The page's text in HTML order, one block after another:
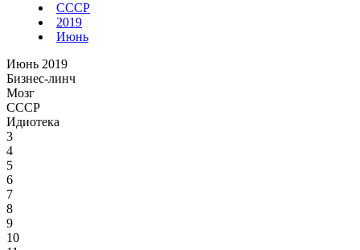
СССР
2019
Июнь
Июнь 2019
Бизнес-линч
Мозг
СССР
Идиотека
3
4
5
6
7
8
9
10